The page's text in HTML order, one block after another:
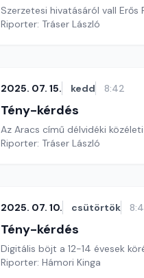
Szerzetesi hivatásáról vall Erős
Riporter: Tráser László
2025. 07. 15. kedd 8:42
Tény-kérdés
Az Aracs című délvidéki
Riporter: Tráser László
2025. 07. 10. csütörtök
Tény-kérdés
Digitális böjt a 12-14 évesek
Riporter: Hámori Kinga